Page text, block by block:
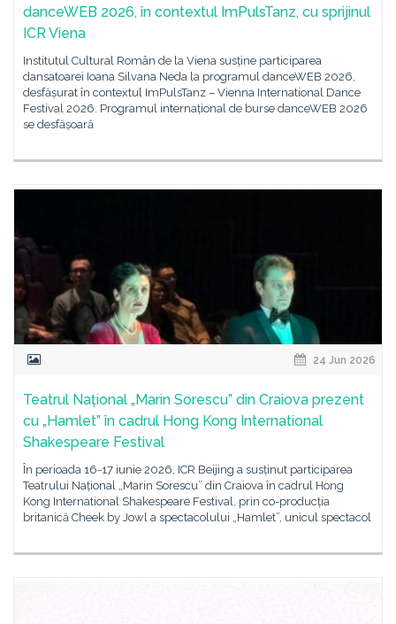
danceWEB 2026, în contextul ImPulsTanz, cu sprijinul
ICR Viena
Institutul Cultural Român de la Viena susține participarea
dansatoarei Ioana Silvana Neda la programul danceWEB 2026,
desfășurat în contextul ImPulsTanz – Vienna International Dance
Festival 2026. Programul internațional de burse danceWEB 2026
se desfășoară
24 Jun 2026
Teatrul Național „Marin Sorescu” din Craiova prezent
cu „Hamlet” în cadrul Hong Kong International
Shakespeare Festival
În perioada 16-17 iunie 2026, ICR Beijing a susținut participarea
Teatrului Național „Marin Sorescu” din Craiova în cadrul Hong
Kong International Shakespeare Festival, prin co-producția
britanică Cheek by Jowl a spectacolului „Hamlet”, unicul spectacol